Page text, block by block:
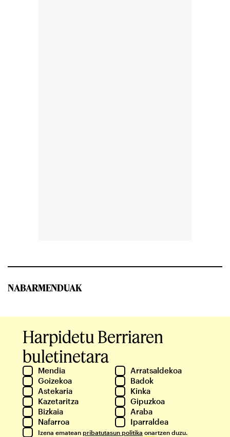
NABARMENDUAK
Harpidetu Berriaren
buletinetara
Mendia
Arratsaldekoa
Goizekoa
Badok
Astekaria
Kinka
Kazetaritza
Gipuzkoa
Bizkaia
Araba
Nafarroa
Iparraldea
Izena ematean pribatutasun politika onartzen duzu.